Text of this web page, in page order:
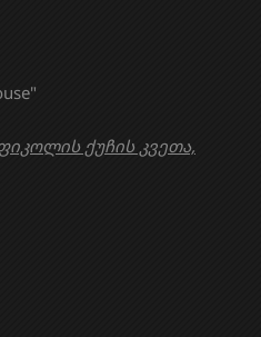
ქუჩის კვეთა,